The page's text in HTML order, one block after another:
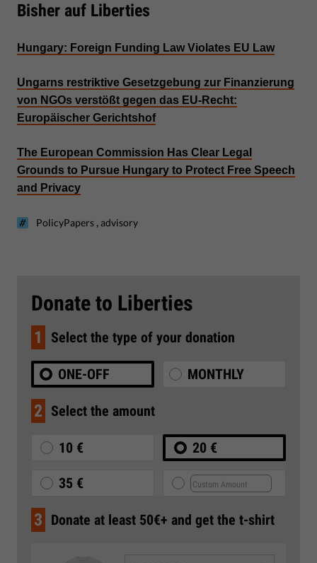
Bisher auf Liberties
Hungary: Foreign Funding Law Violates EU Law
Ungarns restriktive Gesetzgebung zur Finanzierung
von NGOs verstößt gegen das EU-Recht:
Europäischer Gerichtshof
The European Commission Has Clear Legal
Grounds to Pursue Hungary to Protect Free Speech
and Privacy
PolicyPapers ,advisory
Donate to Liberties
1 Select the type of your donation
ONE-OFF MONTHLY
2 Select the amount
10 € 20 €
35 €
3 Donate at least 50€+ and get the t-shirt